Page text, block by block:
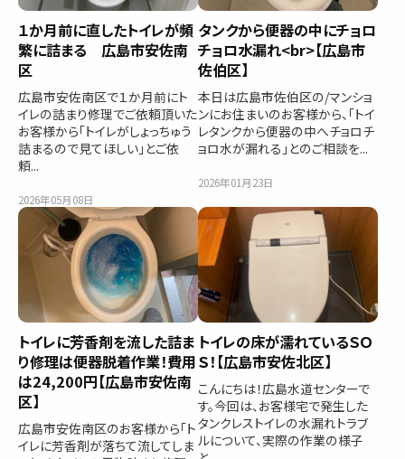
１か月前に直したトイレが頻
繁に詰まる 広島市安佐南
区
広島市安佐南区で１か月前にト
イレの詰まり修理でご依頼頂いた
お客様から「トイレがしょっちゅう
詰まるので見てほしい」とご依
頼...
2026年05月08日
タンクから便器の中にチョロ
チョロ水漏れ<br>【広島市
佐伯区】
本日は広島市佐伯区の/マンショ
ンにお住まいのお客様から、「トイ
レタンクから便器の中へチョロチ
ョロ水が漏れる」とのご相談を...
2026年01月23日
トイレに芳香剤を流した詰ま
り修理は便器脱着作業！費用
は24,200円【広島市安佐南
区】
広島市安佐南区のお客様から「ト
イレに芳香剤が落ちて流してしま
トイレの床が濡れているＳＯ
Ｓ！【広島市安佐北区】
こんにちは！広島水道センターで
す。今回は、お客様宅で発生した
タンクレストイレの水漏れトラブ
ルについて、実際の作業の様子